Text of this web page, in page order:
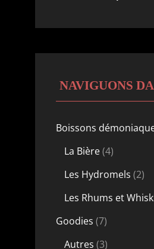
NAVIGUONS
Boissons
La Bière 44
produits
Les Hydromels 22
Les Rhums et
Goodies 77
produits
Autres 33